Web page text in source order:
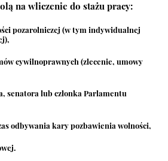
na wliczenie do stażu pracy:
pozarolniczej (w tym indywidualnej
cywilnoprawnych (zlecenie, umowy
senatora lub członka Parlamentu
odbywania kary pozbawienia wolności,